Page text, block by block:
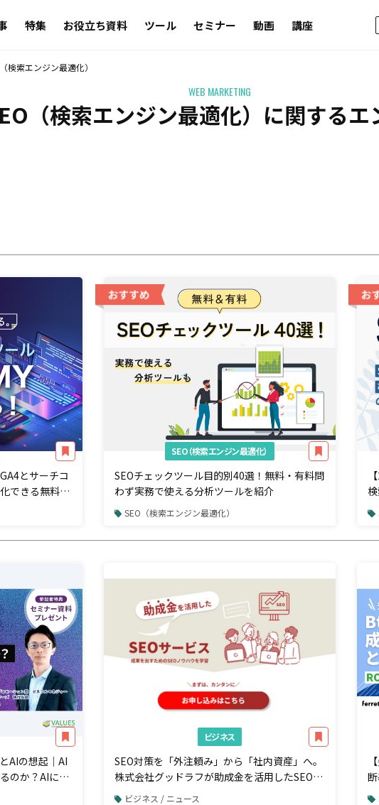
特集 お役立ち資料 ツール セミナー 動画 講座
検索エンジン最適化）
WEB MARKETING
（検索エンジン最適化）に関するエ
とサーチコ
できる無料ツ
SEO（検索エンジン最適化）
SEOチェックツール目的別40選！無料・有料問
わず実務で使える分析ツールを紹介
SEO（検索エンジン最適化）
AIの想起｜AI
のか？AIに推
ビジネス
SEO対策を「外注頼み」から「社内資産」へ。
株式会社グッドラフが助成金を活用したSEO内
製化支援サービスの提供を開始
ビジネス / ニュース